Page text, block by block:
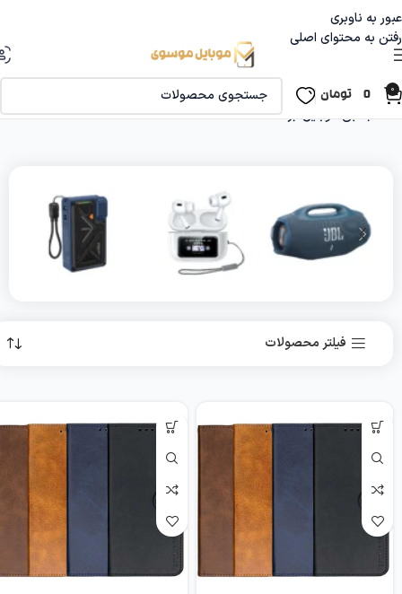
عبور به ناوبری
رفتن به محتوای اصلی
0
0 تومان
جانبی موبایل برگه 12
19 محصول 16 فیلتر محصولات